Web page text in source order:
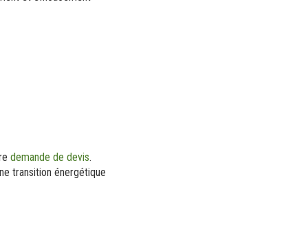
demande de devis.
transition énergétique